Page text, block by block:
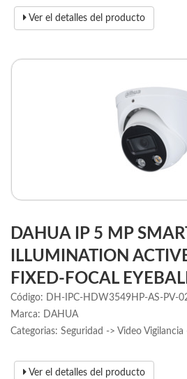
Ver el detalles del producto
DAHUA IP 5 MP
ILLUMINATION
FIXED-FOCAL
Código: DH-IPC-HDW3549HP-AS-PV-
Marca: DAHUA
Categorias: Seguridad -> Video Vigilancia
Ver el detalles del producto